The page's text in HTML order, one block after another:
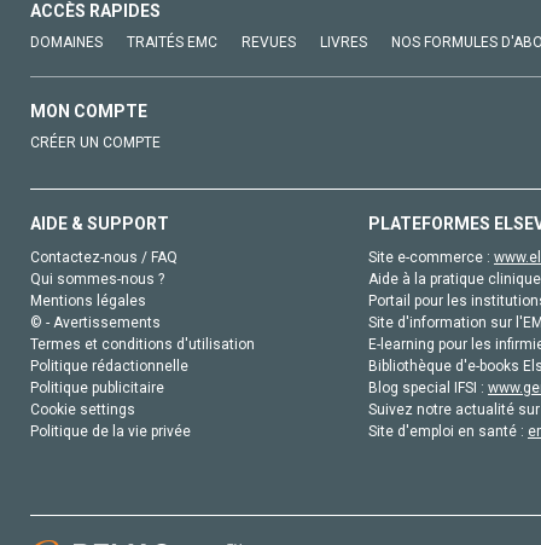
ACCÈS RAPIDES
DOMAINES TRAITÉS EMC REVUES LIVRES NOS FORMULES
MON COMPTE
CRÉER UN COMPTE
AIDE & SUPPORT
Contactez-nous / FAQ
Qui sommes-nous ?
Mentions légales
© - Avertissements
Termes et conditions d'utilisation
Politique rédactionnelle
Politique publicitaire
Cookie settings
Politique de la vie privée
PLATEFORMES
Site e-commerce :
Aide à la pratique
Portail pour les
Site d'information sur
E-learning pour les
Bibliothèque d'e-books
Blog special IFSI :
Suivez notre actualité
Site d'emploi en santé :